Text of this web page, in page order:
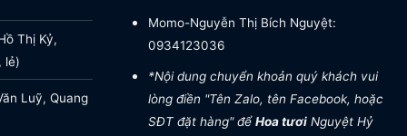
Thị Kỷ,
lẻ)
Luỹ, Quang
Momo-Nguyễn Thị Bích Nguyệt:
0934123036
*Nội dung chuyển khoản quý khách vui
lòng điền "Tên Zalo, tên Facebook, hoặc
SĐT đặt hàng" đểHoa tươiNguyệt Hỷ